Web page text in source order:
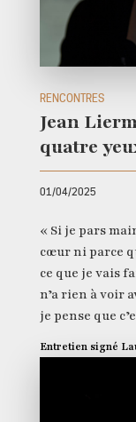
RENCONTRES
Jean
quatre
01/04/2025
« Si je pars
cœur ni parce
ce que je vais
n’a rien à voir
je pense que
Entretien signé